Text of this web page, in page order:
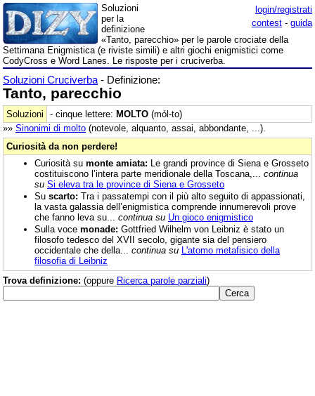
login/registrati
contest - guida
Soluzioni
per la
definizione
«Tanto, parecchio» per le parole crociate della
Settimana Enigmistica (e riviste simili) e altri giochi enigmistici come
CodyCross e Word Lanes. Le risposte per i cruciverba.
Soluzioni Cruciverba - Definizione:
Tanto, parecchio
Soluzioni - cinque lettere: MOLTO (mól-to)
»» Sinonimi di molto (notevole, alquanto, assai, abbondante, ...).
Curiosità da non perdere!
Curiosità su monte amiata: Le grandi province di Siena e Grosseto
costituiscono l’intera parte meridionale della Toscana,... continua
su Si eleva tra le province di Siena e Grosseto
Su scarto: Tra i passatempi con il più alto seguito di appassionati,
la vasta galassia dell’enigmistica comprende innumerevoli prove
che fanno leva su... continua su Un gioco enigmistico
Sulla voce monade: Gottfried Wilhelm von Leibniz è stato un
filosofo tedesco del XVII secolo, gigante sia del pensiero
occidentale che della... continua su L'atomo metafisico della
filosofia di Leibniz
Trova definizione: (oppure Ricerca parole parziali)